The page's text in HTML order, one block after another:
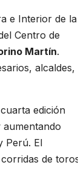
e Interior de la
Centro de
Martín.
alcaldes,
edición
aumentando
Perú. El
de